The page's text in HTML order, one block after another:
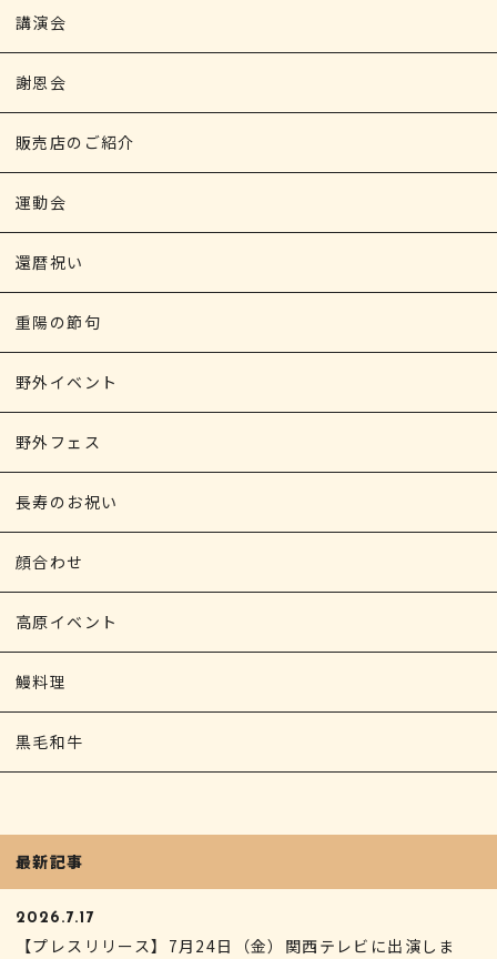
講演会
謝恩会
販売店のご紹介
運動会
還暦祝い
重陽の節句
野外イベント
野外フェス
長寿のお祝い
顔合わせ
高原イベント
鰻料理
黒毛和牛
最新記事
2026.7.17
【プレスリリース】7月24日（金）関西テレビに出演しま